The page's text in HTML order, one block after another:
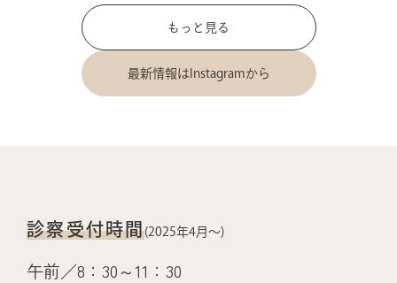
もっと見る
最新情報はInstagramから
診察受付時間(2025年4月〜)
午前／8：30～11：30